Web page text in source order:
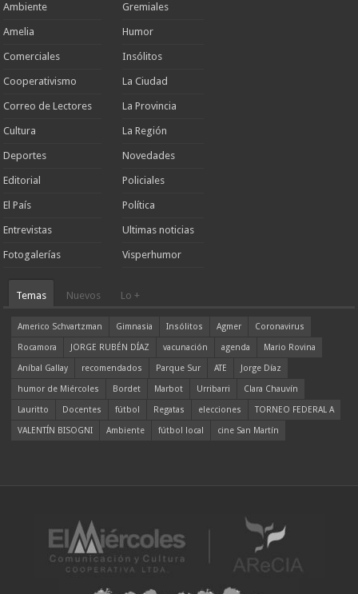
Ambiente
Amelia
Comerciales
Cooperativismo
Correo de Lectores
Cultura
Deportes
Editorial
El País
Entrevistas
Fotogalerías
Gremiales
Humor
Insólitos
La Ciudad
La Provincia
La Región
Novedades
Policiales
Política
Ultimas noticias
Visperhumor
Temas Nuevos Lo +
Americo Schvartzman Gimnasia Insólitos Agmer
Coronavirus
Rocamora
JORGE RUBÉN DÍAZ vacunación agenda
Mario Rovina
Aníbal Gallay
recomendados Parque Sur ATE
Jorge Díaz
humor de Miércoles
Bordet Marbot Urribarri
Clara Chauvín
Lauritto
Docentes fútbol Regatas elecciones
TORNEO FEDERAL A
VALENTÍN BISOGNI
Ambiente fútbol local cine San Martín